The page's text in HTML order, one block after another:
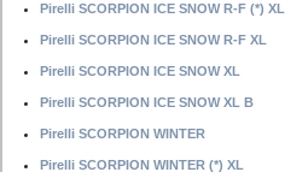
Pirelli SCORPION ICE SNOW R-F (*) XL
Pirelli SCORPION ICE SNOW R-F XL
Pirelli SCORPION ICE SNOW XL
Pirelli SCORPION ICE SNOW XL B
Pirelli SCORPION WINTER
Pirelli SCORPION WINTER (*) XL